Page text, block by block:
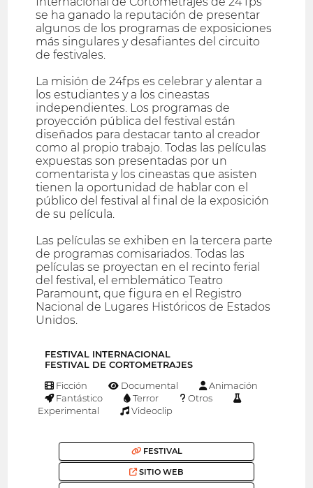
se ha ganado la reputación de presentar
algunos de los programas de exposiciones
más singulares y desafiantes del circuito
de festivales.
La misión de 24fps es celebrar y alentar a
los estudiantes y a los cineastas
independientes. Los programas de
proyección pública del festival están
diseñados para destacar tanto al creador
como al propio trabajo. Todas las películas
expuestas son presentadas por un
comentarista y los cineastas que asisten
tienen la oportunidad de hablar con el
público del festival al final de la exposición
de su película.
Las películas se exhiben en la tercera parte
de programas comisariados. Todas las
películas se proyectan en el recinto ferial
del festival, el emblemático Teatro
Paramount, que figura en el Registro
Nacional de Lugares Históricos de Estados
Unidos.
FESTIVAL INTERNACIONAL
FESTIVAL DE CORTOMETRAJES
Ficción Documental
Animación
Fantástico
Terror
Otros
Experimental
Videoclip
FESTIVAL
SITIO WEB